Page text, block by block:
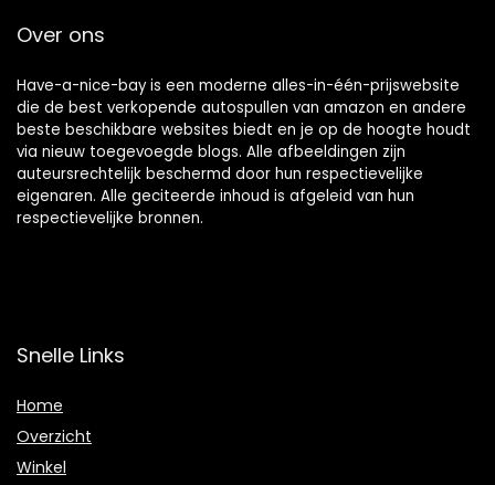
Over ons
Have-a-nice-bay is een moderne alles-in-één-prijswebsite
die de best verkopende autospullen van amazon en andere
beste beschikbare websites biedt en je op de hoogte houdt
via nieuw toegevoegde blogs. Alle afbeeldingen zijn
auteursrechtelijk beschermd door hun respectievelijke
eigenaren. Alle geciteerde inhoud is afgeleid van hun
respectievelijke bronnen.
Snelle Links
Home
Overzicht
Winkel